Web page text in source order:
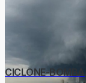
CICLONE-BOMBA